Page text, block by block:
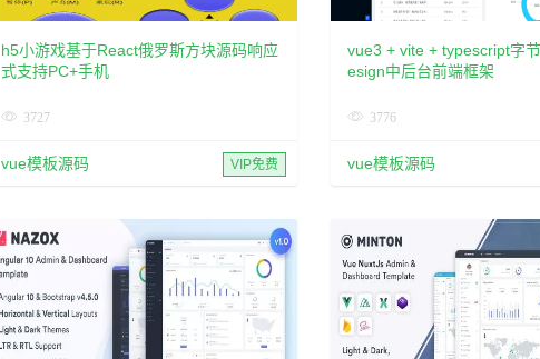
h5小游戏基于React俄罗斯方块源码响应
式支持PC+手机
3727
vue模板源码 VIP免费
vue3 + vite + typescript字
esign中后台前端框架
3776
vue模板源码